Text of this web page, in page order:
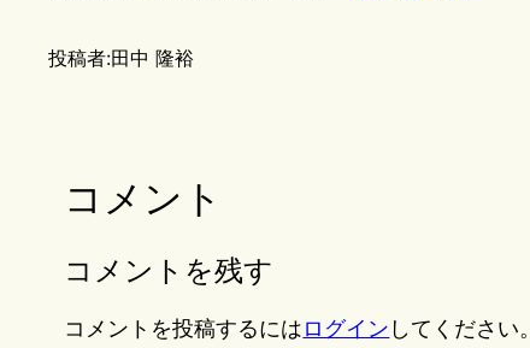
投稿者:田中 隆裕
コメント
コメントを残す
コメントを投稿するにはログイン してください。